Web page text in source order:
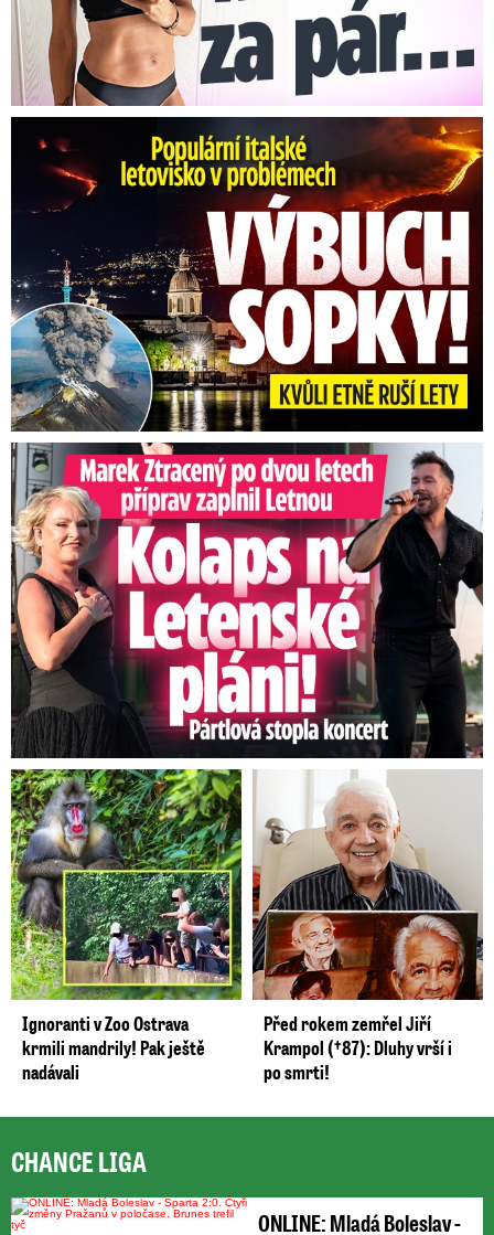
Erupce sicilské sopky Etny: Ruší desítky letů
Marek Ztracený na Letné: Pártlová stopla koncert
Ignoranti v Zoo Ostrava
krmili mandrily! Pak ještě
nadávali
Před rokem zemřel Jiří
Krampol (†87): Dluhy vrší i
po smrti!
CHANCE LIGA
ONLINE: Mladá Boleslav -